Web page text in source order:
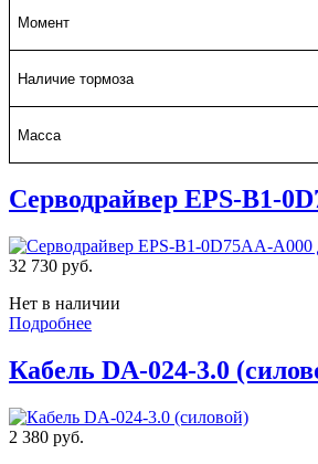
Момент
Наличие тормоза
Масса
Серводрайвер EPS-B1-
32 730 руб.
Нет в наличии
Подробнее
Кабель DA-024-3.0
2 380 руб.